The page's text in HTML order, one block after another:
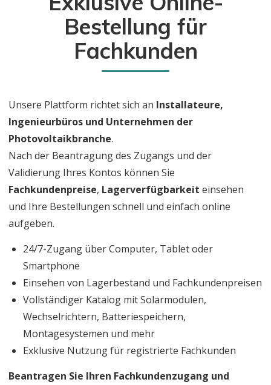
Bestellung für
Fachkunden
Unsere Plattform richtet sich an Installateure,
Ingenieurbüros und Unternehmen der
Photovoltaikbranche.
Nach der Beantragung des Zugangs und der
Validierung Ihres Kontos können Sie
Fachkundenpreise, Lagerverfügbarkeit einsehen
und Ihre Bestellungen schnell und einfach online
aufgeben.
24/7-Zugang über Computer, Tablet oder
Smartphone
Einsehen von Lagerbestand und Fachkundenpreisen
Vollständiger Katalog mit Solarmodulen,
Wechselrichtern, Batteriespeichern,
Montagesystemen und mehr
Exklusive Nutzung für registrierte Fachkunden
Beantragen Sie Ihren Fachkundenzugang und